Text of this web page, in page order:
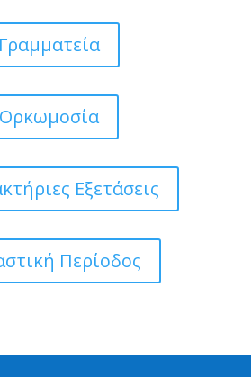
Γραμματεία
Ορκωμοσία
Εξετάσεις
Περίοδος